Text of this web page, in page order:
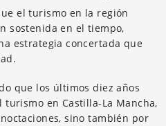
el turismo en la región
sostenida en el tiempo,
estrategia concertada que
que los últimos diez años
en Castilla-La Mancha,
sino también por